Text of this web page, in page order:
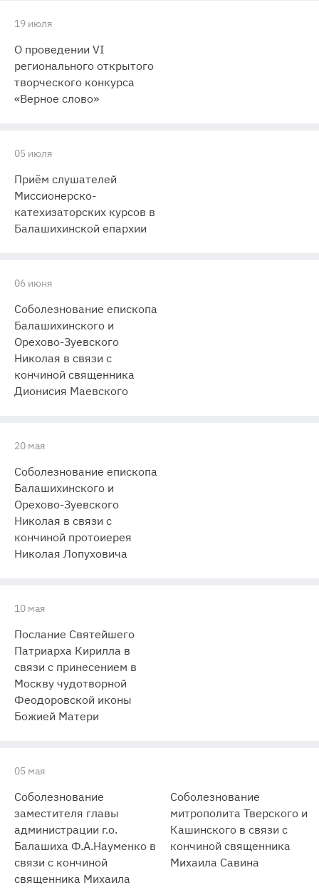
19 июля
О проведении VI
регионального открытого
творческого конкурса
«Верное слово»
05 июля
Приём слушателей
Миссионерско-
катехизаторских курсов в
Балашихинской епархии
06 июня
Соболезнование епископа
Балашихинского и
Орехово-Зуевского
Николая в связи с
кончиной священника
Дионисия Маевского
20 мая
Соболезнование епископа
Балашихинского и
Орехово-Зуевского
Николая в связи с
кончиной протоиерея
Николая Лопуховича
10 мая
Послание Святейшего
Патриарха Кирилла в
связи с принесением в
Москву чудотворной
Феодоровской иконы
Божией Матери
05 мая
Соболезнование
заместителя главы
администрации г.о.
Балашиха Ф.А.Науменко в
связи с кончиной
священника Михаила
Соболезнование
митрополита Тверского и
Кашинского в связи с
кончиной священника
Михаила Савина